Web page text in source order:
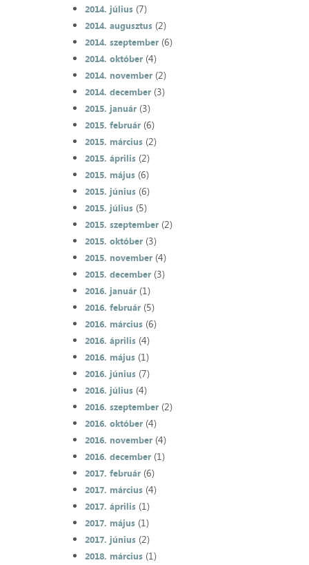
2014. július(7)
2014. augusztus(2)
2014. szeptember(6)
2014. október(4)
2014. november(2)
2014. december(3)
2015. január(3)
2015. február(6)
2015. március(2)
2015. április(2)
2015. május(6)
2015. június(6)
2015. július(5)
2015. szeptember(2)
2015. október(3)
2015. november(4)
2015. december(3)
2016. január(1)
2016. február(5)
2016. március(6)
2016. április(4)
2016. május(1)
2016. június(7)
2016. július(4)
2016. szeptember(2)
2016. október(4)
2016. november(4)
2016. december(1)
2017. február(6)
2017. március(4)
2017. április(1)
2017. május(1)
2017. június(2)
2018. március(1)